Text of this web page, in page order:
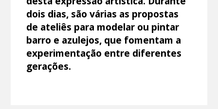
dois dias, são várias as propostas
de ateliês para modelar ou pintar
barro e azulejos, que fomentam a
experimentação entre diferentes
gerações.